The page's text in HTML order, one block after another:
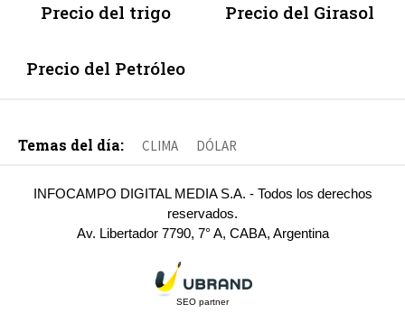
Precio del trigo Precio del Girasol
Precio del Petróleo
Temas del día: CLIMA DÓLAR
INFOCAMPO DIGITAL MEDIA S.A. - Todos los derechos
reservados.
Av. Libertador 7790, 7° A, CABA, Argentina
SEO partner